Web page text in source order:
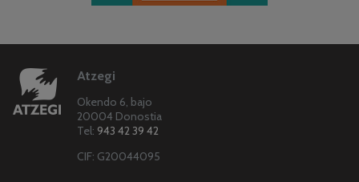
Atzegi
Okendo 6, bajo
20004 Donostia
Tel: 943 42 39 42
CIF: G20044095